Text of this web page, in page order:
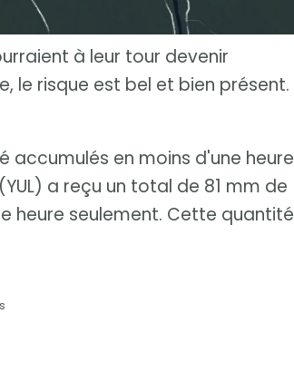
à leur tour devenir
le risque est bel et bien présent.
accumulés en moins d'une heure
a reçu un total de 81 mm de
heure seulement. Cette quantité